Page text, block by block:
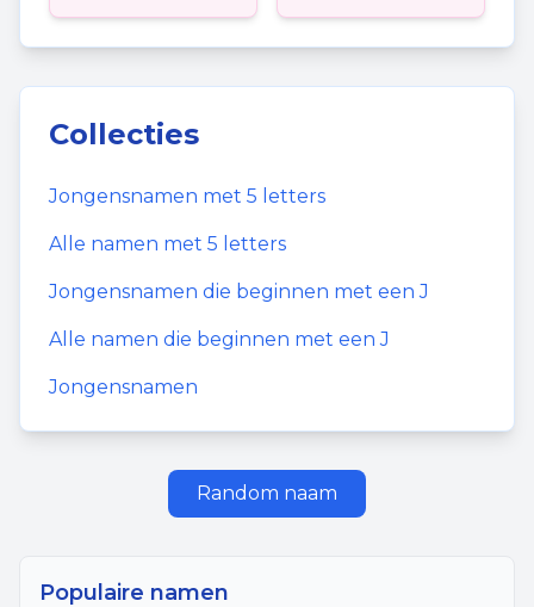
Collecties
Jongensnamen met 5 letters
Alle namen met 5 letters
Jongensnamen die beginnen met eenJ
Alle namen die beginnen met eenJ
Jongensnamen
Random naam
Populaire namen